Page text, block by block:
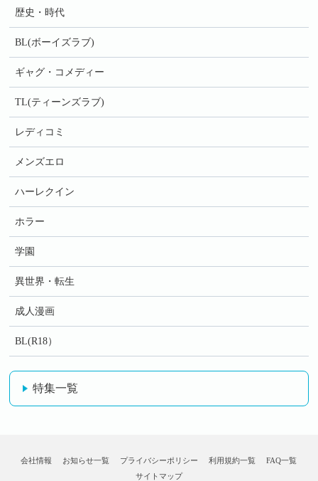
歴史・時代
BL(ボーイズラブ)
ギャグ・コメディー
TL(ティーンズラブ)
レディコミ
メンズエロ
ハーレクイン
ホラー
学園
異世界・転生
成人漫画
BL(R18）
特集一覧
会社情報 お知らせ一覧 プライバシーポリシー 利用規約一覧
FAQ一覧
サイトマップ